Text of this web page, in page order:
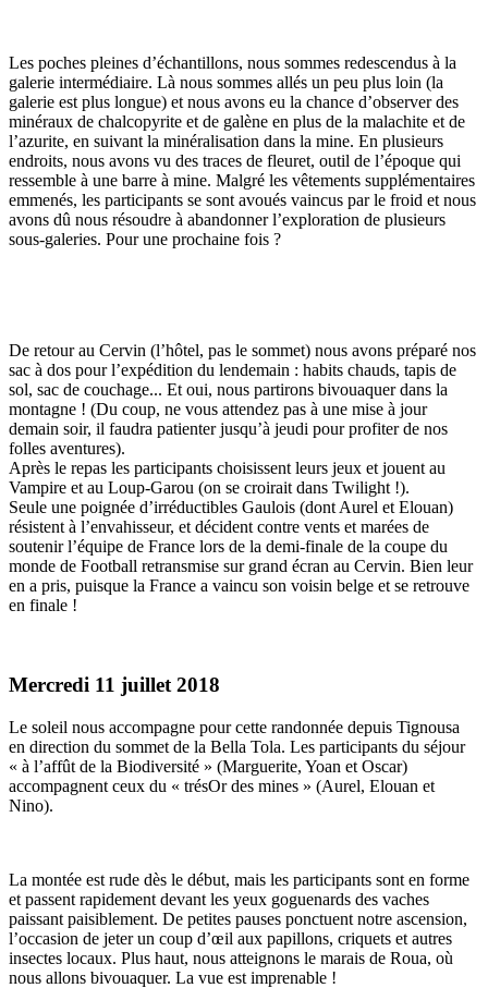
Les poches pleines d’échantillons, nous sommes redescendus à la
galerie intermédiaire. Là nous sommes allés un peu plus loin (la
galerie est plus longue) et nous avons eu la chance d’observer des
minéraux de chalcopyrite et de galène en plus de la malachite et de
l’azurite, en suivant la minéralisation dans la mine. En plusieurs
endroits, nous avons vu des traces de fleuret, outil de l’époque qui
ressemble à une barre à mine. Malgré les vêtements supplémentaires
emmenés, les participants se sont avoués vaincus par le froid et nous
avons dû nous résoudre à abandonner l’exploration de plusieurs
sous-galeries. Pour une prochaine fois ?
De retour au Cervin (l’hôtel, pas le sommet) nous avons préparé nos
sac à dos pour l’expédition du lendemain : habits chauds, tapis de
sol, sac de couchage... Et oui, nous partirons bivouaquer dans la
montagne ! (Du coup, ne vous attendez pas à une mise à jour
demain soir, il faudra patienter jusqu’à jeudi pour profiter de nos
folles aventures).
Après le repas les participants choisissent leurs jeux et jouent au
Vampire et au Loup-Garou (on se croirait dans Twilight !).
Seule une poignée d’irréductibles Gaulois (dont Aurel et Elouan)
résistent à l’envahisseur, et décident contre vents et marées de
soutenir l’équipe de France lors de la demi-finale de la coupe du
monde de Football retransmise sur grand écran au Cervin. Bien leur
en a pris, puisque la France a vaincu son voisin belge et se retrouve
en finale !
Mercredi 11 juillet 2018
Le soleil nous accompagne pour cette randonnée depuis Tignousa
en direction du sommet de la Bella Tola. Les participants du séjour
« à l’affût de la Biodiversité » (Marguerite, Yoan et Oscar)
accompagnent ceux du « trésOr des mines » (Aurel, Elouan et
Nino).
La montée est rude dès le début, mais les participants sont en forme
et passent rapidement devant les yeux goguenards des vaches
paissant paisiblement. De petites pauses ponctuent notre ascension,
l’occasion de jeter un coup d’œil aux papillons, criquets et autres
insectes locaux. Plus haut, nous atteignons le marais de Roua, où
nous allons bivouaquer. La vue est imprenable !